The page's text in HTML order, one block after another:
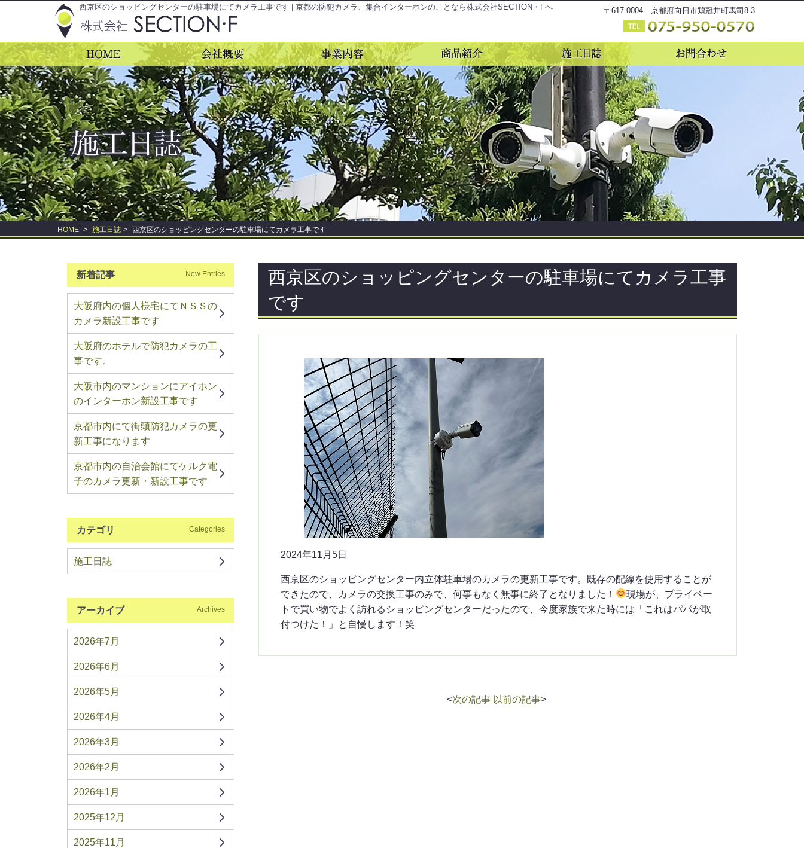
西京区のショッピングセンターの駐車場にてカメラ工事です | 京都の防犯カメラ、集合インターホンのことなら株式会社SECTION・Fへ 〒617-0004 京都府向日市鶏冠井町馬司8-3
HOME > 施工日誌 > 西京区のショッピングセンターの駐車場にてカメラ工事です
西京区のショッピングセンターの駐車場にてカメラ工事
です
2024年11月5日
西京区のショッピングセンター内立体駐車場のカメラの更新工事です。既存の配線を使用することが
できたので、カメラの交換工事のみで、何事もなく無事に終了となりました！
現場が、プライベー
トで買い物でよく訪れるショッピングセンターだったので、今度家族で来た時には「これはパパが取
付つけた！」と自慢します！笑
<次の記事 以前の記事>
新着記事 New Entries
大阪府内の個人様宅にてＮＳＳの
カメラ新設工事です
大阪府のホテルで防犯カメラの工
事です。
大阪市内のマンションにアイホン
のインターホン新設工事です
京都市内にて街頭防犯カメラの更
新工事になります
京都市内の自治会館にてケルク電
子のカメラ更新・新設工事です
カテゴリ Categories
施工日誌
アーカイブ Archives
2026年7月
2026年6月
2026年5月
2026年4月
2026年3月
2026年2月
2026年1月
2025年12月
2025年11月